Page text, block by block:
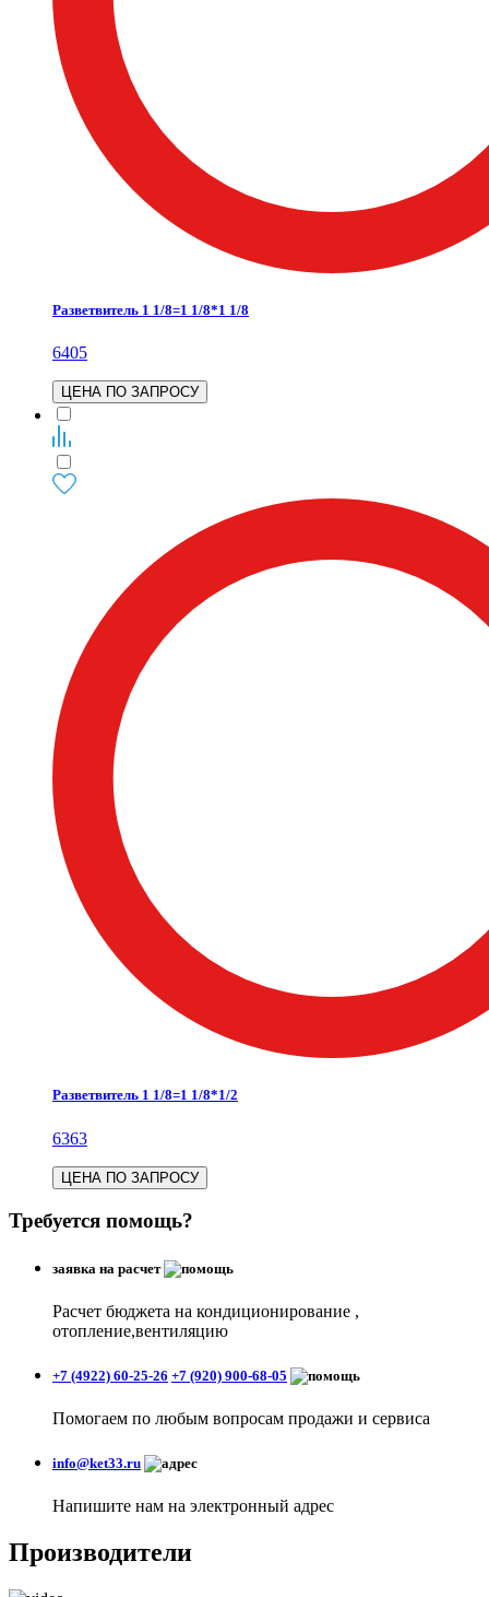
Разветвитель 1 1/8=1 1/8*1 1/8
6405
ЦЕНА ПО ЗАПРОСУ
Разветвитель 1 1/8=1 1/8*1/2
6363
ЦЕНА ПО ЗАПРОСУ
Требуется помощь?
заявка на расчет
Расчет бюджета на кондиционирование ,
отопление,вентиляцию
+7 (4922) 60-25-26 +7 (920) 900-68-05
Помогаем по любым вопросам продажи и сервиса
info@ket33.ru
Напишите нам на электронный адрес
Производители